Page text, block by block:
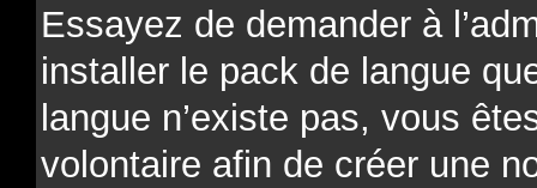
Essayez de demander à
installer le pack de langue
langue n’existe pas, vous
volontaire afin de créer une